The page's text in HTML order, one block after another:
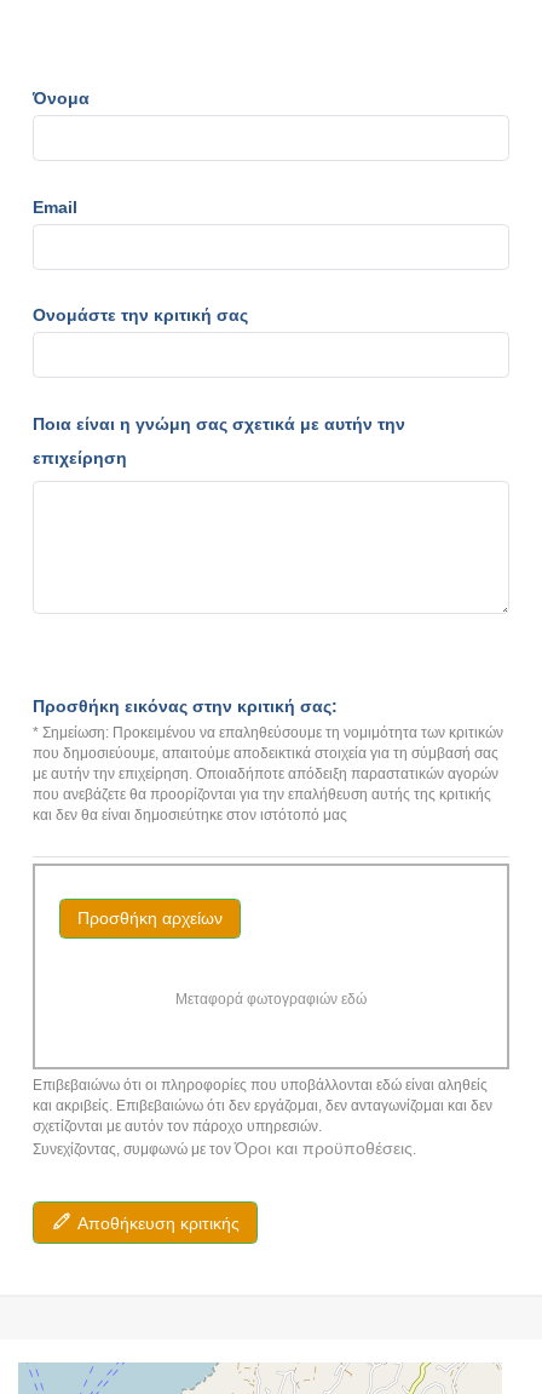
Όνομα
Email
Ονομάστε την κριτική σας
Ποια είναι η γνώμη σας σχετικά με αυτήν την
επιχείρηση
Προσθήκη εικόνας στην κριτική σας:
* Σημείωση: Προκειμένου να επαληθεύσουμε τη νομιμότητα των κριτικών
που δημοσιεύουμε, απαιτούμε αποδεικτικά στοιχεία για τη σύμβασή σας
με αυτήν την επιχείρηση. Οποιαδήποτε απόδειξη παραστατικών αγορών
που ανεβάζετε θα προορίζονται για την επαλήθευση αυτής της κριτικής
και δεν θα είναι δημοσιεύτηκε στον ιστότοπό μας
Προσθήκη αρχείων
Μεταφορά φωτογραφιών εδώ
Επιβεβαιώνω ότι οι πληροφορίες που υποβάλλονται εδώ είναι αληθείς
και ακριβείς. Επιβεβαιώνω ότι δεν εργάζομαι, δεν ανταγωνίζομαι και δεν
σχετίζονται με αυτόν τον πάροχο υπηρεσιών.
Συνεχίζοντας, συμφωνώ με τονΌροι και προϋποθέσεις.
Αποθήκευση κριτικής